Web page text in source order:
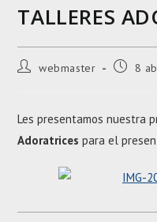
TALLERES
Autorwebmaster
Entrada
8
Les presentamos nuestra
Adoratrices para el